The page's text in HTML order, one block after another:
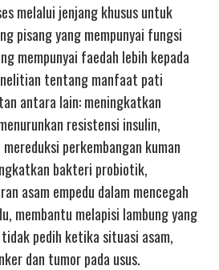
melalui jenjang khusus untuk
pisang yang mempunyai fungsi
mempunyai faedah lebih kepada
tentang manfaat pati
antara lain: meningkatkan
resistensi insulin,
perkembangan kuman
bakteri probiotik,
asam empedu dalam mencegah
membantu melapisi lambung yang
pedih ketika situasi asam,
dan tumor pada usus.